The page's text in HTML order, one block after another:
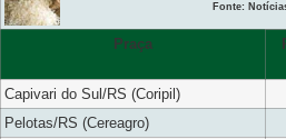
Fonte:
Praça
Capivari do Sul/RS (Coripil)
Pelotas/RS (Cereagro)